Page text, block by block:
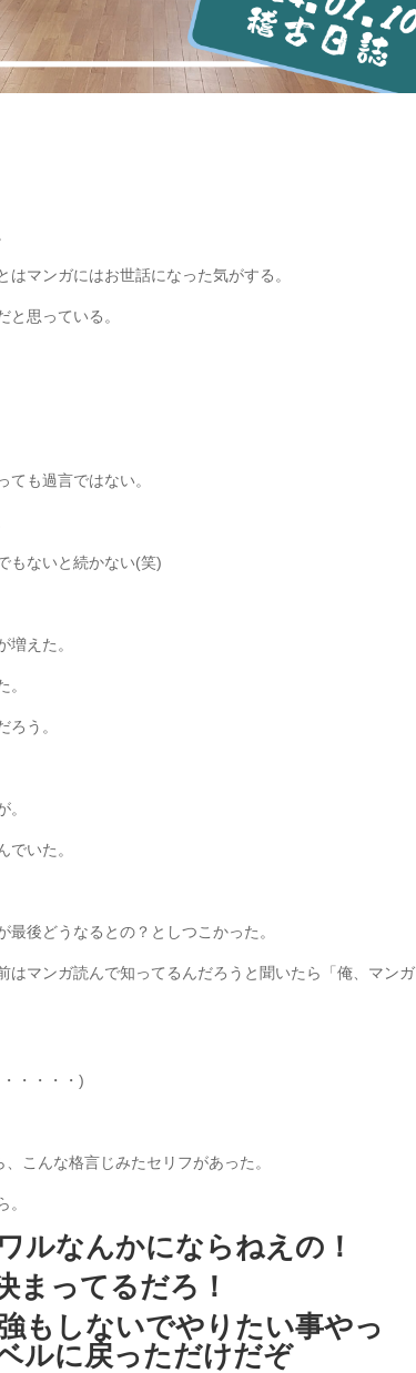
マンガにはお世話になった気がする。
思っている。
も過言ではない。
もないと続かない(笑)
えた。
ろう。
いた。
最後どうなるとの？としつこかった。
はマンガ読んで知ってるんだろうと聞いたら「俺、マンガ
・・・・)
こんな格言じみたセリフがあった。
ルなんかにならねえの！
まってるだろ！
もしないでやりたい事やっ
ルに戻っただけだぞ